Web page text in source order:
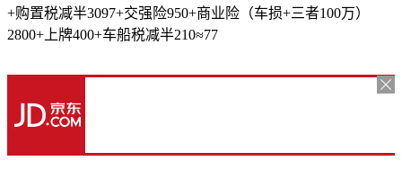
+购置税减半3097+交强险950+商业险（车损+三者100万）
2800+上牌400+车船税减半210≈77